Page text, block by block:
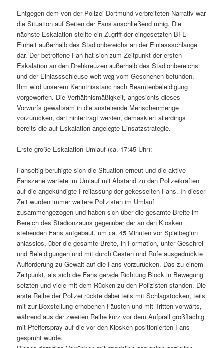
Entgegen dem von der Polizei Dortmund verbreiteten Narrativ war
die Situation auf Seiten der Fans anschließend ruhig. Die
nächste Eskalation stellte ein Zugriff der eingesetzten BFE-
Einheit außerhalb des Stadionbereichs an der Einlassschlange
dar. Der betroffene Fan hat sich zum Zeitpunkt der ersten
Eskalation an den Drehkreuzen außerhalb des Stadionbereichs
und der Einlassschleuse weit weg vom Geschehen befunden.
Ihm wird unserem Kenntnisstand nach Beamtenbeleidigung
vorgeworfen. Die Verhältnismäßigkeit, angesichts dieses
Vorwurfs gewaltsam in die anstehende Menschenmenge
vorzurücken, darf hinterfragt werden, demaskiert allerdings
bereits die auf Eskalation angelegte Einsatzstrategie.
Erste große Eskalation Umlauf (ca. 17:45 Uhr):
Fanseitig beruhigte sich die Situation erneut und die aktive
Fanszene wartete im Umlauf mit Abstand zu den Polizeikräften
auf die angekündigte Freilassung der gekesselten Fans. In dieser
Zeit wurden immer weitere Polizisten im Umlauf
zusammengezogen und haben sich über die gesamte Breite im
Bereich des Stadionzauns gegenüber der an den Kiosken
stehenden Fans aufgebaut, um ca. 45 Minuten vor Spielbeginn
anlasslos, über die gesamte Breite, in Formation, unter Geschrei
und Beleidigungen und mit durch Gesten und Rufe ausgedrückte
Aufforderung zu Gewalt auf die Fans vorzurücken. Das zu einem
Zeitpunkt, als sich die Fans gerade Richtung Block in Bewegung
setzten und viele mit dem Rücken zu den Polizisten standen. Die
erste Reihe der Polizei rückte dabei teils mit Schlagstöcken, teils
mit zur Boxstellung erhobenen Fäusten und mit Tritten vorwärts,
während aus der zweiten Reihe kurz vor dem Aufprall großflächig
mit Pfefferspray auf die vor den Kiosken positionierten Fans
gesprüht wurde.